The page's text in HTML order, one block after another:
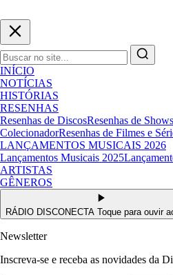
INÍCIO
NOTÍCIAS
HISTÓRIAS
RESENHAS
Resenhas de DiscosResenhas de Shows
ColecionadorResenhas de Filmes e
LANÇAMENTOS MUSICAIS 2026
Lançamentos Musicais 2025
ARTISTAS
GÊNEROS
RÁDIO DISCONECTA Toque para ouvir
Newsletter
Inscreva-se e receba as novidades da